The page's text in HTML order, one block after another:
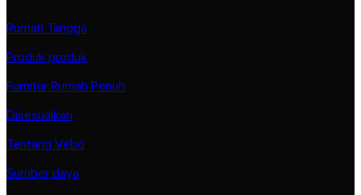
Rumah Tangga
Produk produk
Furnitur Rumah Penuh
Disesuaikan
Tentang Vebo
Sumber daya